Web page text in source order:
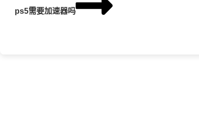
ps5需要加速器吗